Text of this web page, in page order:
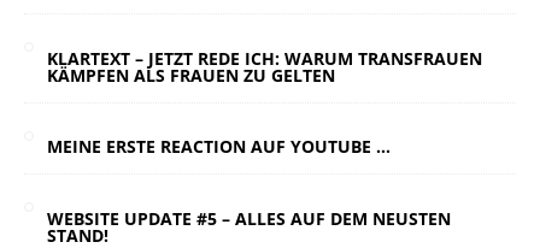
KLARTEXT – JETZT REDE ICH: WARUM TRANSFRAUEN
KÄMPFEN ALS FRAUEN ZU GELTEN
MEINE ERSTE REACTION AUF YOUTUBE …
WEBSITE UPDATE #5 – ALLES AUF DEM NEUSTEN
STAND!